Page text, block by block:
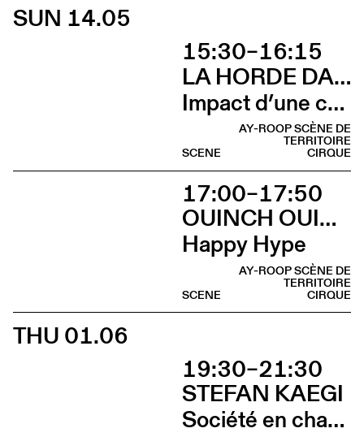
SUN 14.05
15:30–16:15
LA HORDE DANS LES PAVÉS
Impact d’une course [Cleunay]
AY-ROOP SCÈNE DE
TERRITOIRE
CIRQUE
SCENE
17:00–17:50
OUINCH OUINCH
Happy Hype
AY-ROOP SCÈNE DE
TERRITOIRE
CIRQUE
SCENE
THU 01.06
19:30–21:30
STEFAN KAEGI
Société en chantier